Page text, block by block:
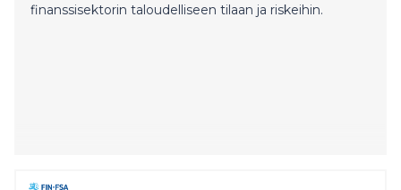
finanssisektorin taloudelliseen tilaan ja riskeihin.